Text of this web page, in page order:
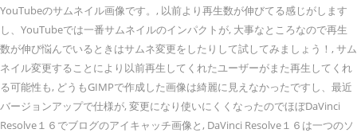
YouTubeのサムネイル画像です。, 以前より再生数が伸びてる感じがします
し、YouTubeでは一番サムネイルのインパクトが, 大事なところなので再生
数が伸び悩んでいるときはサムネ変更をしたりして試してみましょう！, サム
ネイル変更することにより以前再生してくれたユーザーがまた再生してくれ
る可能性も, どうもGIMPで作成した画像は綺麗に見えなかったですし、最近
バージョンアップで仕様が, 変更になり使いにくくなったのでほぼDaVinci
Resolve１６でブログのアイキャッチ画像と, DaVinci Resolve１６は一つのソ